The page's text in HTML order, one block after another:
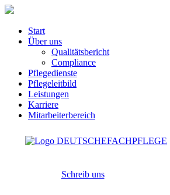
Start
Über uns
Qualitätsbericht
Compliance
Pflegedienste
Pflegeleitbild
Leistungen
Karriere
Mitarbeiterbereich
Schreib uns